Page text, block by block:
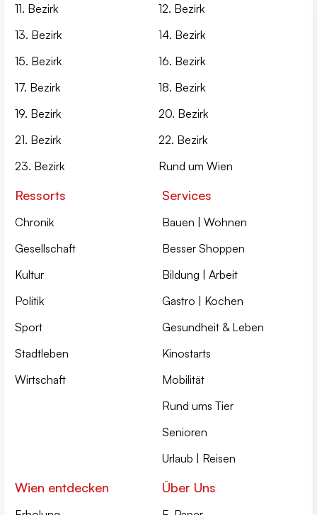
11. Bezirk
12. Bezirk
13. Bezirk
14. Bezirk
15. Bezirk
16. Bezirk
17. Bezirk
18. Bezirk
19. Bezirk
20. Bezirk
21. Bezirk
22. Bezirk
23. Bezirk
Rund um Wien
Ressorts
Chronik
Gesellschaft
Kultur
Politik
Sport
Stadtleben
Wirtschaft
Services
Bauen | Wohnen
Besser Shoppen
Bildung | Arbeit
Gastro | Kochen
Gesundheit & Leben
Kinostarts
Mobilität
Rund ums Tier
Senioren
Urlaub | Reisen
Wien entdecken Über Uns